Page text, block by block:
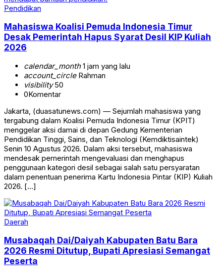
Pendidikan
Mahasiswa Koalisi Pemuda Indonesia Timur
Desak Pemerintah Hapus Syarat Desil KIP Kuliah
2026
calendar_month1 jam yang lalu
account_circleRahman
visibility50
0Komentar
Jakarta, (duasatunews.com) — Sejumlah mahasiswa yang
tergabung dalam Koalisi Pemuda Indonesia Timur (KPIT)
menggelar aksi damai di depan Gedung Kementerian
Pendidikan Tinggi, Sains, dan Teknologi (Kemdiktisaintek)
Senin 10 Agustus 2026. Dalam aksi tersebut, mahasiswa
mendesak pemerintah mengevaluasi dan menghapus
penggunaan kategori desil sebagai salah satu persyaratan
dalam penentuan penerima Kartu Indonesia Pintar (KIP) Kuliah
2026. […]
Daerah
Musabaqah Dai/Daiyah Kabupaten Batu Bara
2026 Resmi Ditutup, Bupati Apresiasi Semangat
Peserta